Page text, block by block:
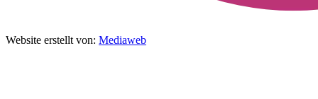
Website erstellt von: Mediaweb